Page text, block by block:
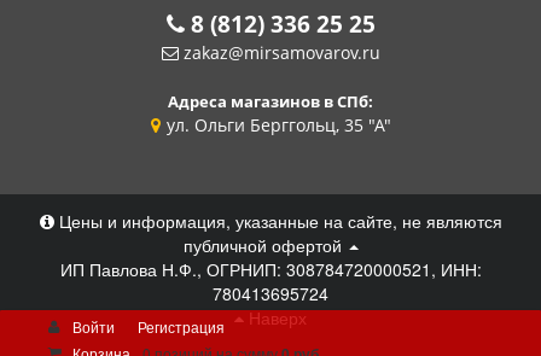
8 (812) 336 25 25
zakaz@mirsamovarov.ru
Адреса магазинов в СПб:
ул. Ольги Берггольц, 35 "А"
Цены и информация, указанные на сайте, не являются
публичной офертой
ИП Павлова Н.Ф., ОГРНИП: 308784720000521, ИНН:
780413695724
Наверх
Войти
Регистрация